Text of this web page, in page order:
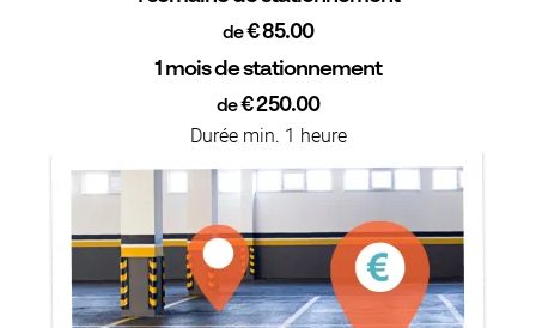
de€ 85.00
1 mois de stationnement
de€ 250.00
Durée min. 1 heure